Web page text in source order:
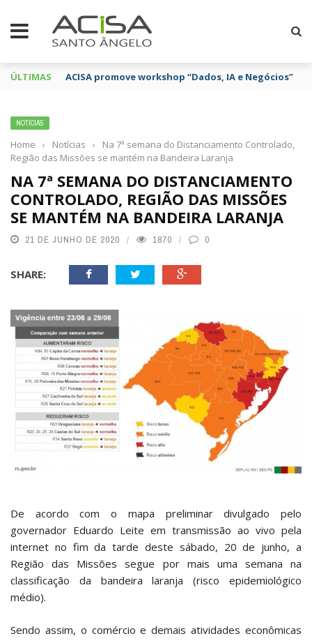
ÚLTIMAS ACISA promove workshop “Dados, IA e Negócios”
NOTÍCIAS
Home › Notícias ›
Na 7ª semana do Distanciamento Controlado,
Região das Missões se mantém na Bandeira Laranja
NA 7ª SEMANA DO DISTANCIAMENTO
CONTROLADO, REGIÃO DAS MISSÕES
SE MANTÉM NA BANDEIRA LARANJA
21 DE JUNHO DE 2020 1870 0
SHARE:
De acordo com o mapa preliminar divulgado pelo
governador Eduardo Leite em transmissão ao vivo pela
internet no fim da tarde deste sábado, 20 de junho, a
Região das Missões segue por mais uma semana na
classificação da bandeira laranja (risco epidemiológico
médio).
Sendo assim, o comércio e demais atividades econômicas